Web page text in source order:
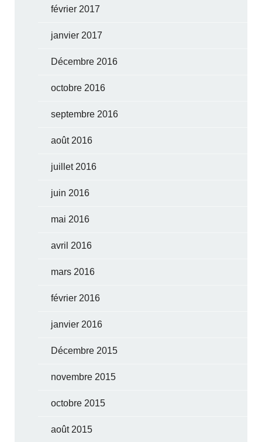
février 2017
janvier 2017
Décembre 2016
octobre 2016
septembre 2016
août 2016
juillet 2016
juin 2016
mai 2016
avril 2016
mars 2016
février 2016
janvier 2016
Décembre 2015
novembre 2015
octobre 2015
août 2015